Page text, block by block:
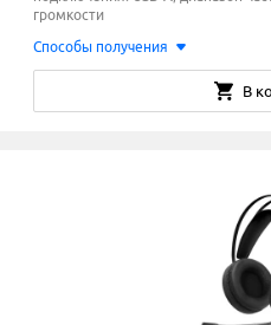
громкости
Способы получения
В